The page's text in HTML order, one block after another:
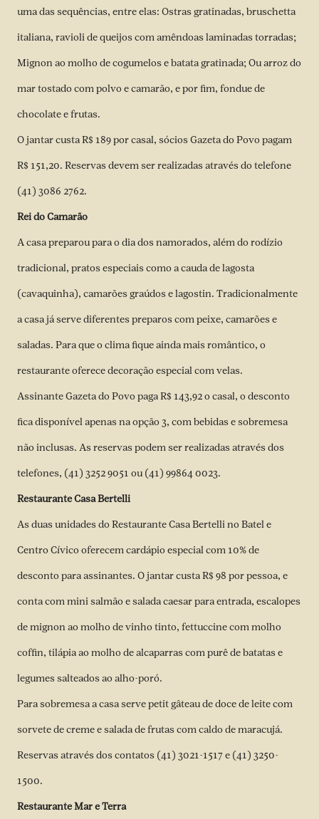
uma das sequências, entre elas: Ostras gratinadas, bruschetta
italiana, ravioli de queijos com amêndoas laminadas torradas;
Mignon ao molho de cogumelos e batata gratinada; Ou arroz do
mar tostado com polvo e camarão, e por fim, fondue de
chocolate e frutas.
O jantar custa R$ 189 por casal, sócios Gazeta do Povo pagam
R$ 151,20. Reservas devem ser realizadas através do telefone
(41) 3086 2762.
Rei do Camarão
A casa preparou para o dia dos namorados, além do rodízio
tradicional, pratos especiais como a cauda de lagosta
(cavaquinha), camarões graúdos e lagostin. Tradicionalmente
a casa já serve diferentes preparos com peixe, camarões e
saladas. Para que o clima fique ainda mais romântico, o
restaurante oferece decoração especial com velas.
Assinante Gazeta do Povo paga R$ 143,92 o casal, o desconto
fica disponível apenas na opção 3, com bebidas e sobremesa
não inclusas. As reservas podem ser realizadas através dos
telefones, (41) 3252 9051 ou (41) 99864 0023.
Restaurante Casa Bertelli
As duas unidades do Restaurante Casa Bertelli no Batel e
Centro Cívico oferecem cardápio especial com 10% de
desconto para assinantes. O jantar custa R$ 98 por pessoa, e
conta com mini salmão e salada caesar para entrada, escalopes
de mignon ao molho de vinho tinto, fettuccine com molho
coffin, tilápia ao molho de alcaparras com purê de batatas e
legumes salteados ao alho-poró.
Para sobremesa a casa serve petit gâteau de doce de leite com
sorvete de creme e salada de frutas com caldo de maracujá.
Reservas através dos contatos (41) 3021-1517 e (41) 3250-
1500.
Restaurante Mar e Terra